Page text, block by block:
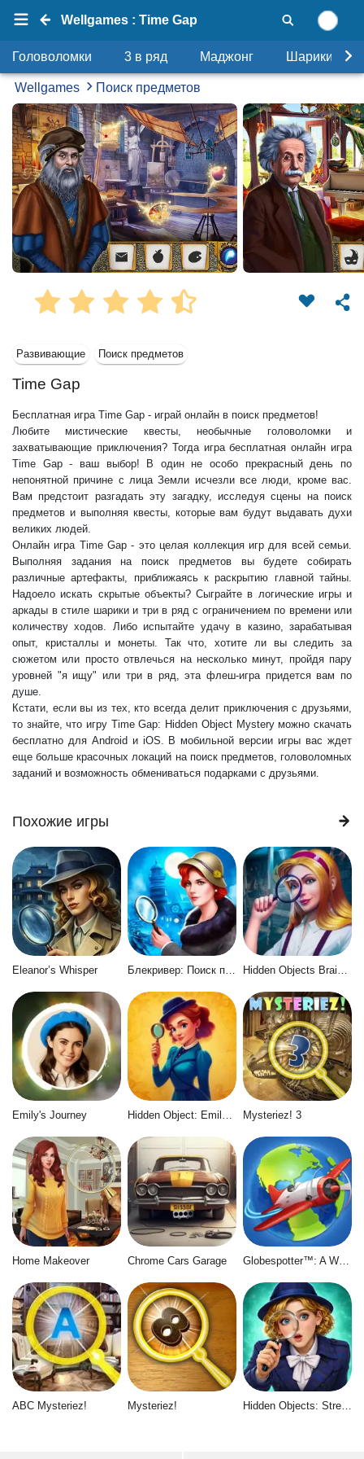
Wellgames : Time Gap
Головоломки 3 в ряд Маджонг Шарики
Wellgames Поиск предметов
Развивающие Поиск предметов
Time Gap
Бесплатная игра Time Gap - играй онлайн в поиск предметов!
Любите мистические квесты, необычные головоломки и
захватывающие приключения? Тогда игра бесплатная онлайн игра
Time Gap - ваш выбор! В один не особо прекрасный день по
непонятной причине с лица Земли исчезли все люди, кроме вас.
Вам предстоит разгадать эту загадку, исследуя сцены на поиск
предметов и выполняя квесты, которые вам будут выдавать духи
великих людей.
Онлайн игра Time Gap - это целая коллекция игр для всей семьи.
Выполняя задания на поиск предметов вы будете собирать
различные артефакты, приближаясь к раскрытию главной тайны.
Надоело искать скрытые объекты? Сыграйте в логические игры и
аркады в стиле шарики и три в ряд с ограничением по времени или
количеству ходов. Либо испытайте удачу в казино, зарабатывая
опыт, кристаллы и монеты. Так что, хотите ли вы следить за
сюжетом или просто отвлечься на несколько минут, пройдя пару
уровней "я ищу" или три в ряд, эта флеш-игра придется вам по
душе.
Кстати, если вы из тех, кто всегда делит приключения с друзьями,
то знайте, что игру Time Gap: Hidden Object Mystery можно скачать
бесплатно для Android и iOS. В мобильной версии игры вас ждет
еще больше красочных локаций на поиск предметов, головоломных
заданий и возможность обмениваться подарками с друзьями.
Похожие игры
Eleanor’s Whisper Блекривер: Поиск предметов
Emily's Journey Hidden Object: Emily's Case Mysteriez! 3
Home Makeover Chrome Cars Garage Globespotter™: A World of Difference™
ABC Mysteriez! Mysteriez! Hidden Objects: Street of Secrets